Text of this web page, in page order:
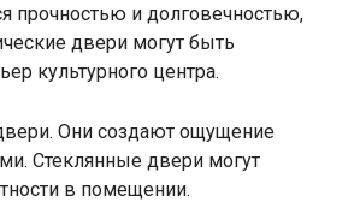
прочностью и долговечностью,
двери могут быть
культурного центра.
Они создают ощущение
Стеклянные двери могут
в помещении.